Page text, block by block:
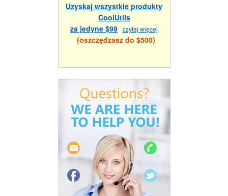
Uzyskaj wszystkie produkty
CoolUtils
za jedyne $99 czytaj więcej
(oszczędzasz do $500)